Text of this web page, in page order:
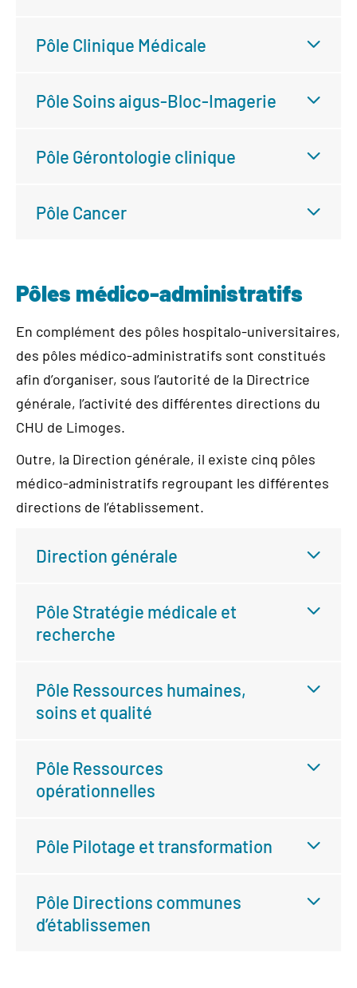
Pôle Clinique Médicale
Pôle Soins aigus-Bloc-Imagerie
Pôle Gérontologie clinique
Pôle Cancer
Pôles médico-administratifs
En complément des pôles hospitalo-universitaires,
des pôles médico-administratifs sont constitués
afin d’organiser, sous l’autorité de la Directrice
générale, l’activité des différentes directions du
CHU de Limoges.
Outre, la Direction générale, il existe cinq pôles
médico-administratifs regroupant les différentes
directions de l’établissement.
Direction générale
Pôle Stratégie médicale et
recherche
Pôle Ressources humaines,
soins et qualité
Pôle Ressources
opérationnelles
Pôle Pilotage et transformation
Pôle Directions communes
d’établissemen